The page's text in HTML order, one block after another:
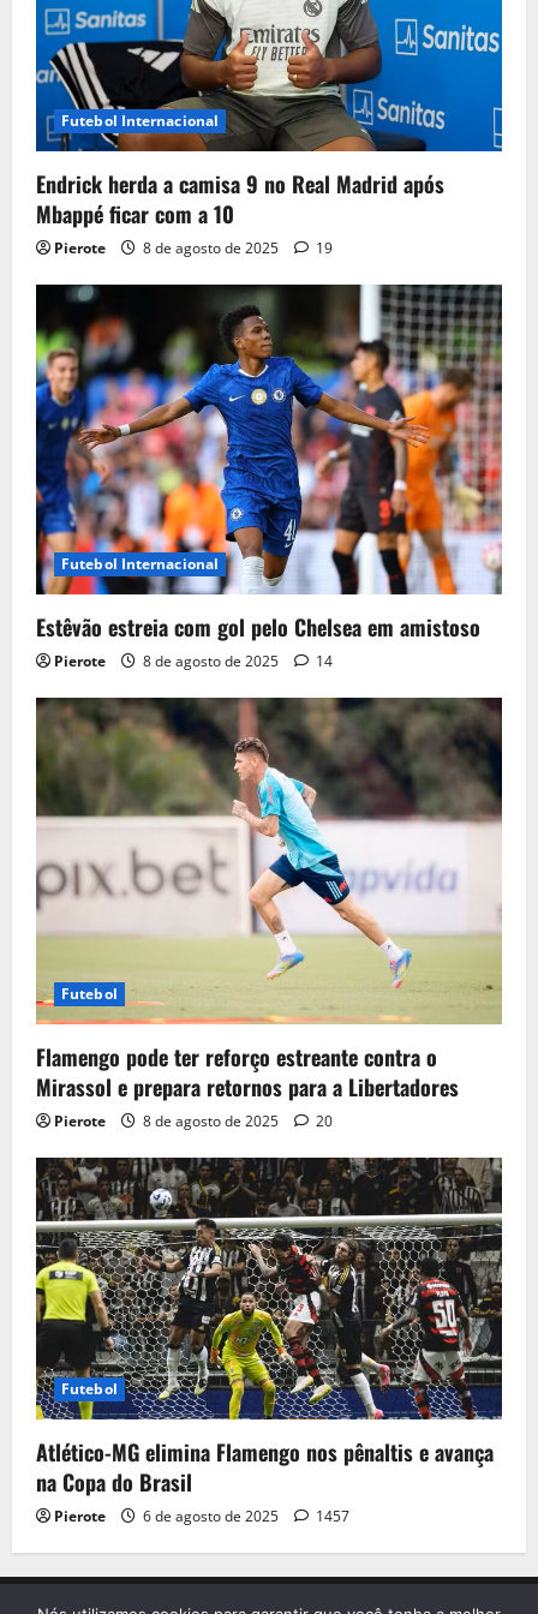
Futebol Internacional
Endrick herda a camisa 9 no Real Madrid após
Mbappé ficar com a 10
Pierote 8 de agosto de 2025 19
Futebol Internacional
Estêvão estreia com gol pelo Chelsea em amistoso
Pierote 8 de agosto de 2025 14
Futebol
Flamengo pode ter reforço estreante contra o
Mirassol e prepara retornos para a Libertadores
Pierote 8 de agosto de 2025 20
Futebol
Atlético-MG elimina Flamengo nos pênaltis e avança
na Copa do Brasil
Pierote 6 de agosto de 2025 1457
Início Contato Sobre nós Termo de Uso